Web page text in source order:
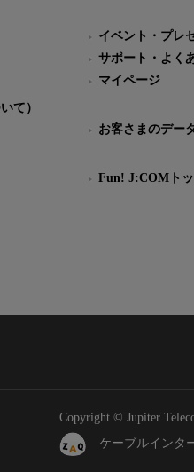
て）
イベント・プレ
サポート・よく
マイページ
お客さまのデー
Fun! J:COMト
Copyright © Jupiter
ケーブルインタ